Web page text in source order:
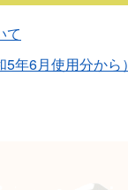
て
年6月使用分から）